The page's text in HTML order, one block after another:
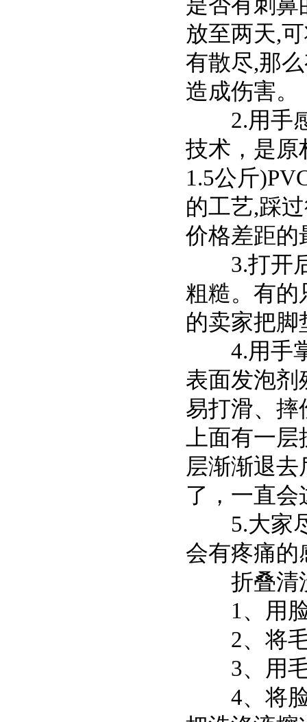
放至两天,
有散尽,那
造成伤害。
2.用手感
技术，是原
1.5公斤
的工艺,踩
价格差距的
3.打开后
粗糙。有的
的卖家把
4.用手掌
表面发泡剂
易打滑、摔
上面有一
层渐渐退
了，一直会
5.大家尽
会有疼痛的
折叠清
1、用脸
2、将毛
3、用毛
4、将脸